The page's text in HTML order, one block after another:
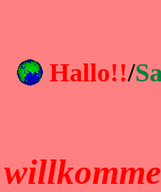
Hallo!!/